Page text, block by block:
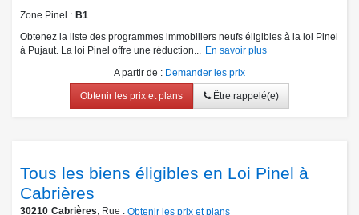
Zone Pinel
B1
Obtenez la liste des programmes immobiliers neufs éligibles à la loi Pinel
à Pujaut. La loi Pinel offre une réduction...
En savoir plus
A partir de : Demander les prix
Obtenir les prix et plans Être rappelé(e)
Tous les biens éligibles en Loi Pinel à
Cabrières
30210 Cabrières , Rue : Obtenir les prix et plans